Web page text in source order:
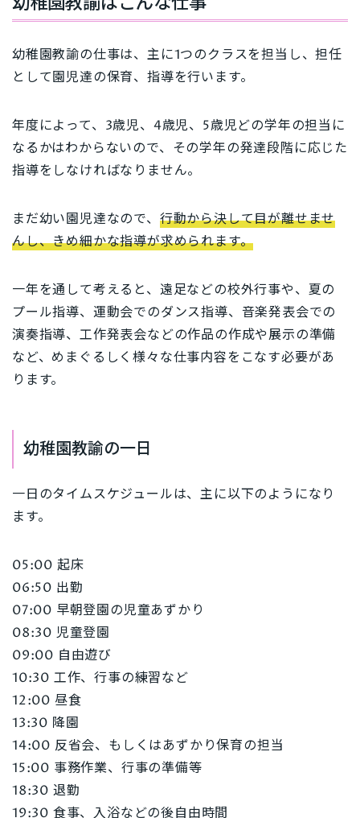
幼稚園教諭の仕事は、主に1つのクラスを担当し、担任
として園児達の保育、指導を行います。
年度によって、3歳児、4歳児、5歳児どの学年の担当に
なるかはわからないので、その学年の発達段階に応じた
指導をしなければなりません。
まだ幼い園児達なので、 行動から決して目が離せませ
んし、きめ細かな指導が求められます。
一年を通して考えると、遠足などの校外行事や、夏の
プール指導、運動会でのダンス指導、音楽発表会での
演奏指導、工作発表会などの作品の作成や展示の準備
など、めまぐるしく様々な仕事内容をこなす必要があ
ります。
幼稚園教諭の一日
一日のタイムスケジュールは、主に以下のようになり
ます。
05:00 起床
06:50 出勤
07:00 早朝登園の児童あずかり
08:30 児童登園
09:00 自由遊び
10:30 工作、行事の練習など
12:00 昼食
13:30 降園
14:00 反省会、もしくはあずかり保育の担当
15:00 事務作業、行事の準備等
18:30 退勤
19:30 食事、入浴などの後自由時間